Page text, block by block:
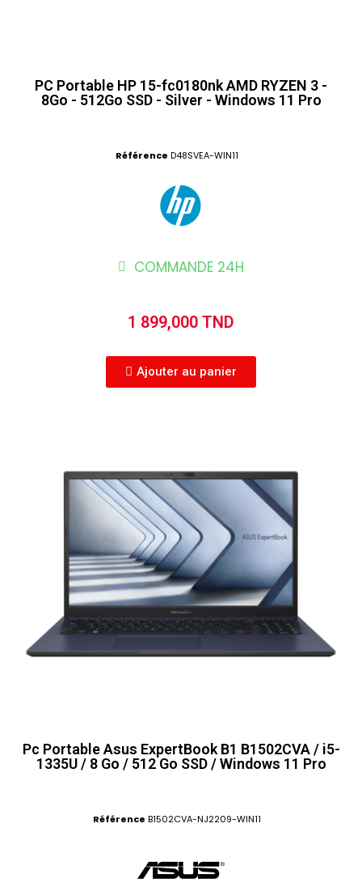
PC Portable HP 15-fc0180nk AMD RYZEN 3 -
8Go - 512Go SSD - Silver - Windows 11 Pro
Référence D48SVEA-WIN11
COMMANDE 24H
1 899,000 TND
Ajouter au panier
Pc Portable Asus ExpertBook B1 B1502CVA / i5-
1335U / 8 Go / 512 Go SSD / Windows 11 Pro
Référence B1502CVA-NJ2209-WIN11